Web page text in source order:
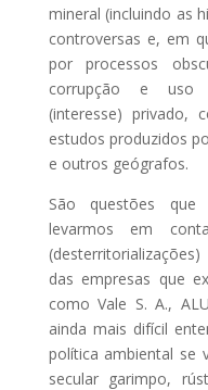
mineral (incluindo as
controversas e, em
por processos
corrupção e
(interesse) privado,
estudos produzidos
e outros geógrafos.
São questões que
levarmos em
das empresas que
como Vale S. A.,
ainda mais difícil
política ambiental se
secular garimpo,